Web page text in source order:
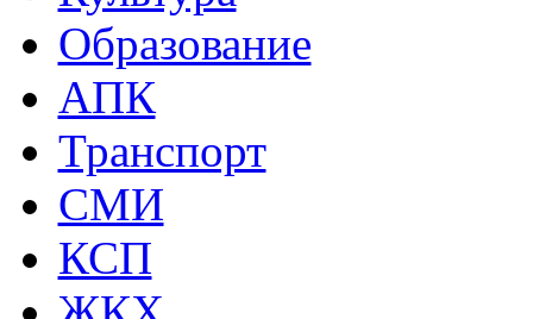
Образование
АПК
Транспорт
СМИ
КСП